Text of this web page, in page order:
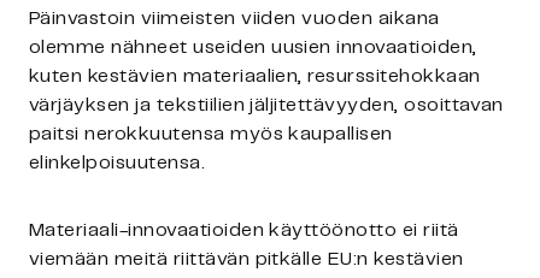
Päinvastoin viimeisten viiden vuoden aikana
olemme nähneet useiden uusien innovaatioiden,
kuten kestävien materiaalien, resurssitehokkaan
värjäyksen ja tekstiilien jäljitettävyyden, osoittavan
paitsi nerokkuutensa myös kaupallisen
elinkelpoisuutensa.
Materiaali-innovaatioiden käyttöönotto ei riitä
viemään meitä riittävän pitkälle EU:n kestävien